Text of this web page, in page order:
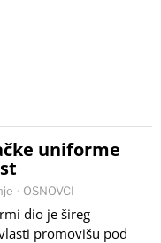
uniforme
· OSNOVCI
dio je šireg
promovišu pod